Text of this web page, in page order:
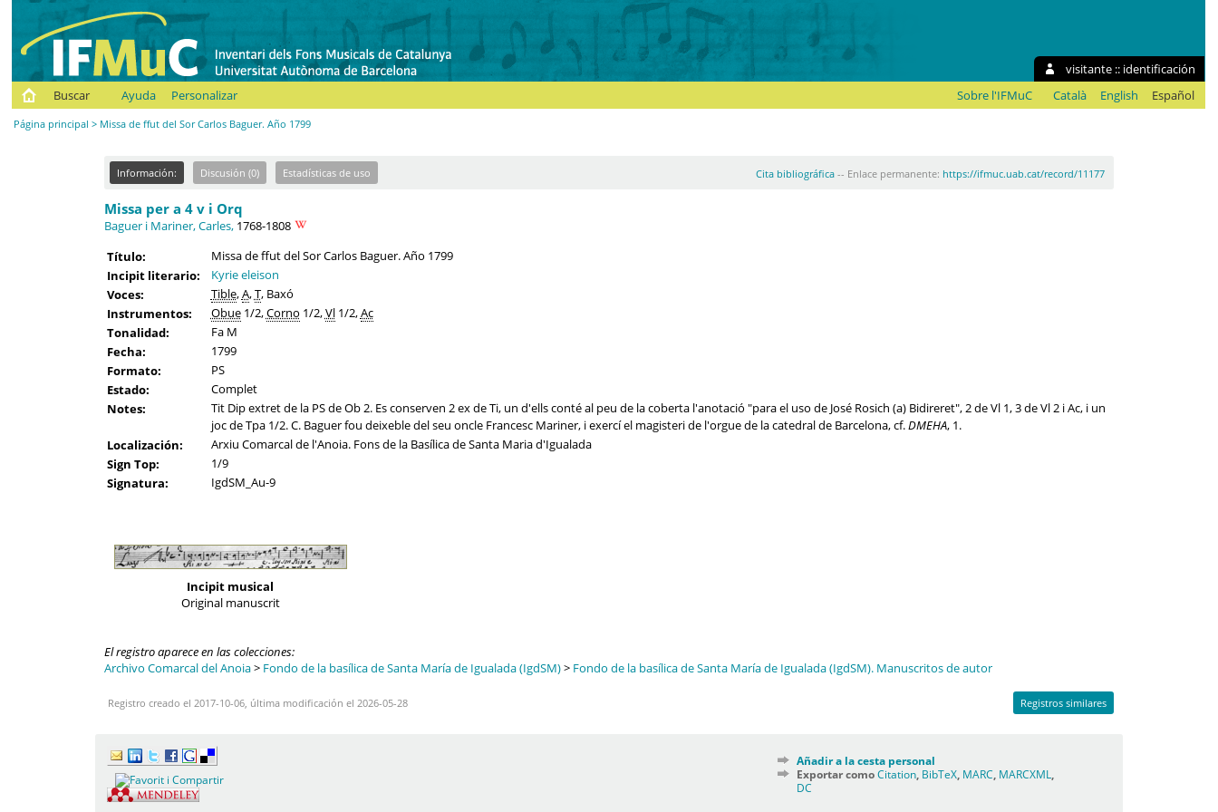
visitante :: identificación
Buscar
Ayuda Personalizar Sobre l'IFMuC Català English Español
Página principal > Missa de ffut del Sor Carlos Baguer. Año 1799
Información: Discusión (0) Estadísticas de uso Cita bibliográfica-- Enlace permanente: https://ifmuc.uab.cat/record/11177
Missa per a 4 v i Orq
Baguer i Mariner, Carles,1768-1808
Título:
Missa de ffut del Sor Carlos Baguer. Año 1799
Incipit literario:
Kyrie eleison
Voces:
Tible,A,T, Baxó
Instrumentos:
Obue1/2,Corno 1/2,Vl1/2,Ac
Tonalidad:
Fa M
Fecha:
1799
Formato:
PS
Estado:
Complet
Notes:
Tit Dip extret de la PS de Ob 2. Es conserven 2 ex de Ti, un d'ells conté al peu de la coberta l'anotació "para el uso de José Rosich (a) Bidireret", 2 de Vl 1, 3 de Vl 2 i Ac, i un
joc de Tpa 1/2. C. Baguer fou deixeble del seu oncle Francesc Mariner, i exercí el magisteri de l'orgue de la catedral de Barcelona, cf.DMEHA, 1.
Localización:
Arxiu Comarcal de l'Anoia. Fons de la Basílica de Santa Maria d'Igualada
Sign Top:
1/9
Signatura:
IgdSM_Au-9
Incipit musical
Original manuscrit
El registro aparece en las colecciones:
Archivo Comarcal del Anoia> Fondo de la basílica de Santa María de Igualada (IgdSM)> Fondo de la basílica de Santa María de Igualada (IgdSM). Manuscritos de autor
Registro creado el 2017-10-06, última modificación el 2026-05-28 Registros similares
Añadir a la cesta personal
Exportar comoCitation BibTeX MARC MARCXML
DC